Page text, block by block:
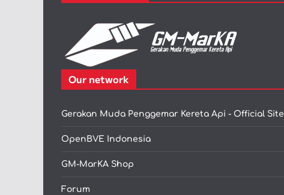
Our network
Gerakan Muda Penggemar Kereta Api - Official Site
OpenBVE Indonesia
GM-MarKA Shop
Forum